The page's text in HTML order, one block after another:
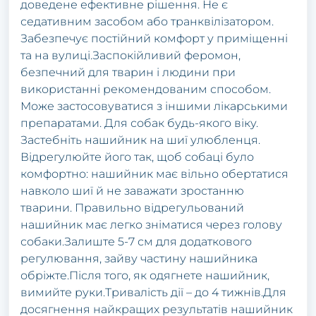
доведене ефективне рішення. Не є
седативним засобом або транквілізатором.
Забезпечує постійний комфорт у приміщенні
та на вулиці.Заспокійливий феромон,
безпечний для тварин і людини при
використанні рекомендованим способом.
Може застосовуватися з іншими лікарськими
препаратами. Для собак будь-якого віку.
Застебніть нашийник на шиї улюбленця.
Відрегулюйте його так, щоб собаці було
комфортно: нашийник має вільно обертатися
навколо шиї й не заважати зростанню
тварини. Правильно відрегульований
нашийник має легко зніматися через голову
собаки.Залиште 5-7 см для додаткового
регулювання, зайву частину нашийника
обріжте.Після того, як одягнете нашийник,
вимийте руки.Тривалість дії – до 4 тижнів.Для
досягнення найкращих результатів нашийник